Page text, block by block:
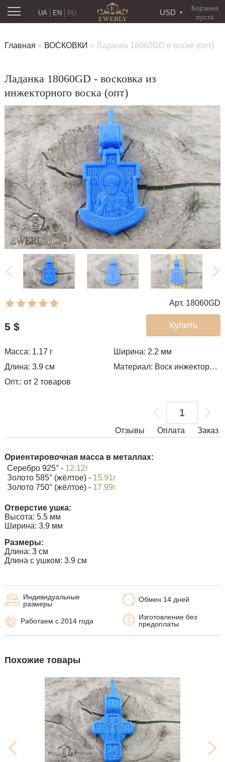
Корзина
пуста
USD
RU
UA EN
Главная » ВОСКОВКИ » Ладанка 18060GD в воске (опт)
Ладанка 18060GD - восковка из
инжекторного воска (опт)
Арт. 18060GD
Купить
5 $
Масса: 1.17 г Ширина: 2.2 мм
Длина: 3.9 см
Материал: Воск инжекторный
Опт.: от 2 товаров
Отзывы Заказ
Оплата
Ориентировочная масса в металлах:
Серебро 925° - 12.12г
Золото 585° (жёлтое) - 15.91г
Золото 750° (жёлтое) - 17.99г
Отверстие ушка:
Высота: 5.5 мм
Ширина: 3.9 мм
Размеры:
Длина: 3 см
Длина с ушком: 3.9 см
Обмен 14 дней
Изготовление без
предоплаты
Индивидуальные
размеры
Работаем с 2014 года
Похожие товары